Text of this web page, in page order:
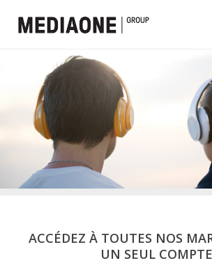
ACCÉDEZ À TOUTES NOS
UN SEUL COMPTE